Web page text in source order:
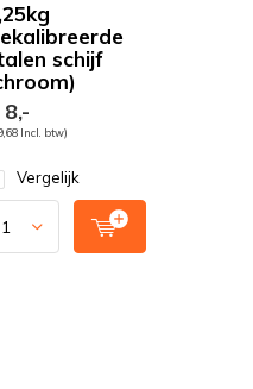
schijf
Incl. btw)
Vergelijk